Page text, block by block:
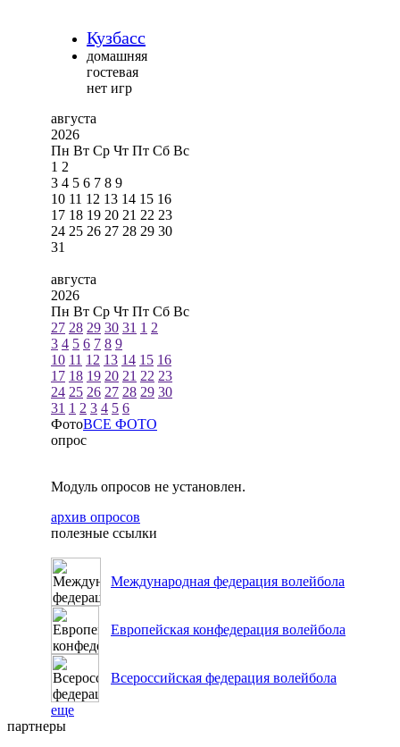
Кузбасс
домашняя
гостевая
нет игр
августа
2026
Пн Вт Ср Чт Пт Сб Вс
1 2
3 4 5 6 7 8 9
10 11 12 13 14 15 16
17 18 19 20 21 22 23
24 25 26 27 28 29 30
31
августа
2026
Пн Вт Ср Чт Пт Сб Вс
27 28 29 30 31 1 2
3 4 5 6 7 8 9
10 11 12 13 14 15 16
17 18 19 20 21 22 23
24 25 26 27 28 29 30
31 1 2 3 4 5 6
ФотоВСЕ ФОТО
опрос
Модуль опросов не установлен.
архив опросов
полезные ссылки
Международная федерация волейбола
Европейская конфедерация волейбола
Всероссийская федерация волейбола
еще
партнеры